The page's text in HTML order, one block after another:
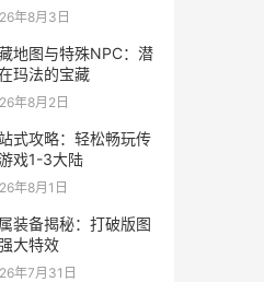
年8月3日
地图与特殊NPC：潜
玛法的宝藏
年8月2日
式攻略：轻松畅玩传
戏1-3大陆
年8月1日
装备揭秘：打破版图
大特效
年7月31日